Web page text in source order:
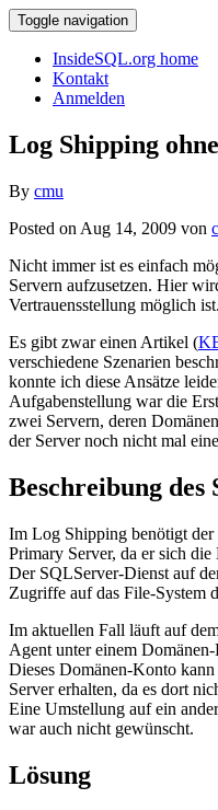
Toggle navigation
InsideSQL.org home
Kontakt
Anmelden
Log Shipping
By cmu
Posted on Aug 14, 2009 von
Nicht immer ist es einfach
Servern aufzusetzen. Hier
Vertrauensstellung möglich ist.
Es gibt zwar einen Artikel (
verschiedene Szenarien
konnte ich diese Ansätze
Aufgabenstellung war die
zwei Servern, deren
der Server noch nicht mal
Beschreibung des
Im Log Shipping benötigt der
Primary Server, da er sich
Der SQLServer-Dienst auf
Zugriffe auf das File-System
Im aktuellen Fall läuft auf
Agent unter einem
Dieses Domänen-Konto
Server erhalten, da es dort
Eine Umstellung auf ein
war auch nicht gewünscht.
Lösung